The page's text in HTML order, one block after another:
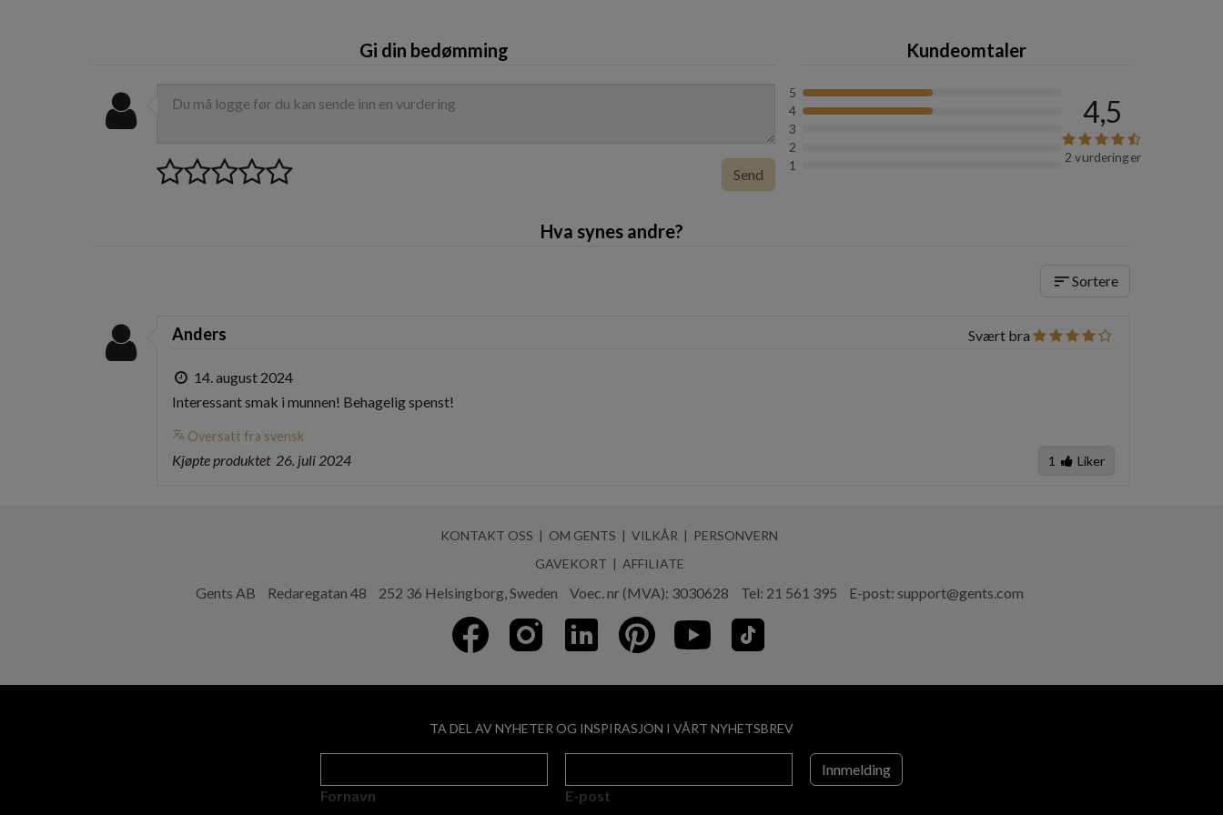
Kundeomtaler
5
4
3
2
1
4,5
2 vurderinger
Gi din bedømming
Send
Hva synes andre?
sortSortere
Svært bra
Anders
14. august 2024
Interessant smak i munnen! Behagelig spenst!
translate Oversatt fra svensk
Kjøpte produktet 26. juli 2024 1 Liker
KONTAKT OSS OM GENTS VILKÅR
PERSONVERN
GAVEKORT
AFFILIATE
Gents AB Redaregatan 48 252 36 Helsingborg, Sweden Voec. nr (MVA): 3030628 Tel: 21 561 395 E-post: support@gents.com
TA DEL AV NYHETER OG INSPIRASJON I VÅRT NYHETSBREV
Fornavn E-post